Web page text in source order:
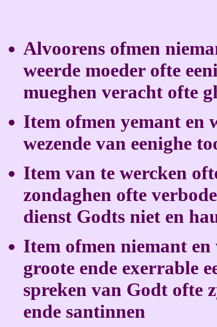
Alvoorens ofmen
weerde moeder ofte
mueghen veracht ofte
Item ofmen yemant en
wezende van eenighe
Item van te wercken
zondaghen ofte
dienst Godts niet en
Item ofmen niemant en
groote ende exerrable
spreken van Godt ofte
ende santinnen